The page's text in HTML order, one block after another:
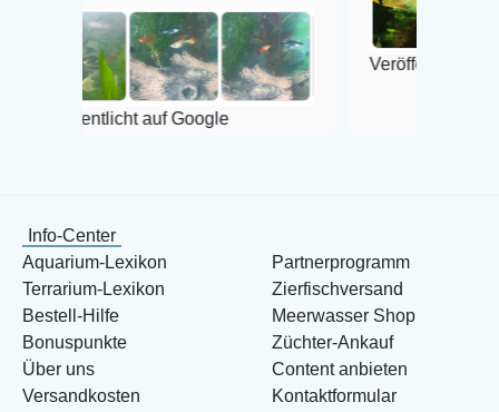
auf Google
Veröffentlicht auf Google
Info-Center
Aquarium-Lexikon
Terrarium-Lexikon
Bestell-Hilfe
Bonuspunkte
Über uns
Versandkosten
Partnerprogramm
Zierfischversand
Meerwasser Shop
Züchter-Ankauf
Content anbieten
Kontaktformular